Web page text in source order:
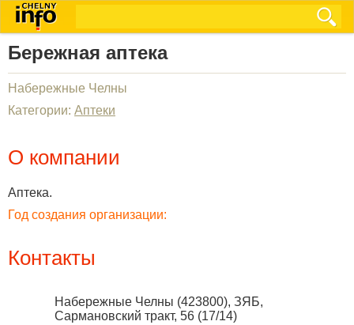
Бережная аптека
Набережные Челны
Категории: Аптеки
О компании
Аптека.
Год создания организации:
Контакты
Набережные Челны (423800), ЗЯБ,
Сармановский тракт, 56 (17/14)